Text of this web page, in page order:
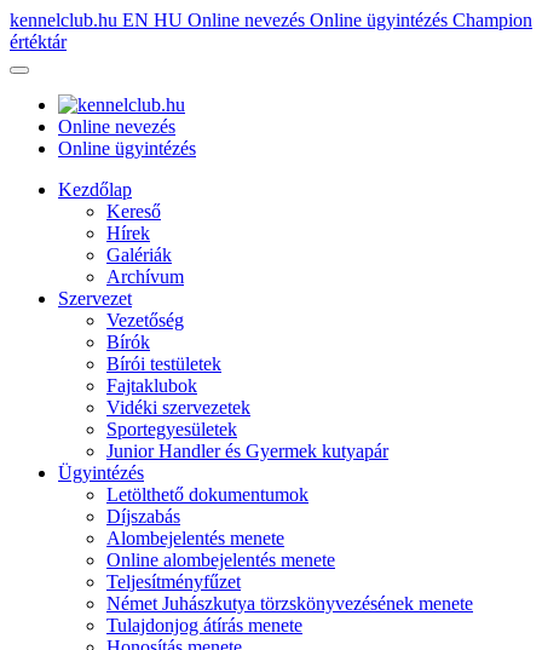
kennelclub.hu EN HU Online nevezés Online ügyintézés Champion
értéktár
Online nevezés
Online ügyintézés
Kezdőlap
Kereső
Hírek
Galériák
Archívum
Szervezet
Vezetőség
Bírók
Bírói testületek
Fajtaklubok
Vidéki szervezetek
Sportegyesületek
Junior Handler és Gyermek kutyapár
Ügyintézés
Letölthető dokumentumok
Díjszabás
Alombejelentés menete
Online alombejelentés menete
Teljesítményfűzet
Német Juhászkutya törzskönyvezésének menete
Tulajdonjog átírás menete